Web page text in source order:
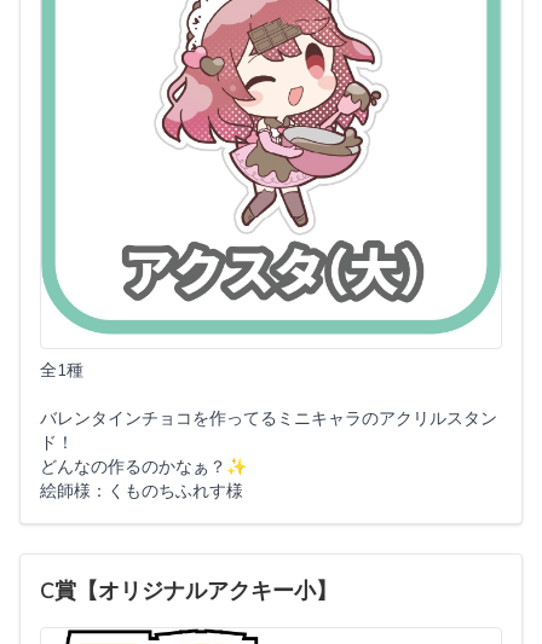
全1種
バレンタインチョコを作ってるミニキャラのアクリルスタン
ド！
どんなの作るのかなぁ？✨
絵師様：くものちふれす様
C賞【オリジナルアクキー小】